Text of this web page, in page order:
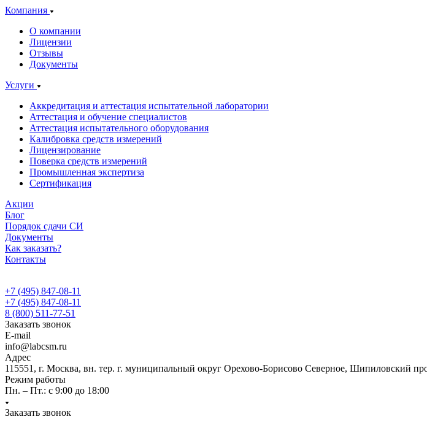
Компания
О компании
Лицензии
Отзывы
Документы
Услуги
Аккредитация и аттестация испытательной лаборатории
Аттестация и обучение специалистов
Аттестация испытательного оборудования
Калибровка средств измерений
Лицензирование
Поверка средств измерений
Промышленная экспертиза
Сертификация
Акции
Блог
Порядок сдачи СИ
Документы
Как заказать?
Контакты
+7 (495) 847-08-11
+7 (495) 847-08-11
8 (800) 511-77-51
Заказать звонок
E-mail
info@labcsm.ru
Адрес
115551, г. Москва, вн. тер. г. муниципальный округ Орехово-Борисово Северное, Шипиловский
Режим работы
Пн. – Пт.: с 9:00 до 18:00
Заказать звонок